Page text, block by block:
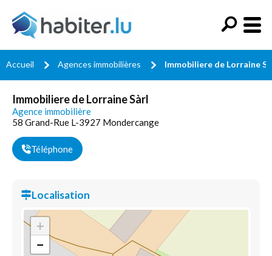
Accueil Agences immobilières Immobiliere de Lorraine
Immobiliere de Lorraine Sàrl
Agence immobilière
58 Grand-Rue L-3927 Mondercange
Téléphone
Localisation
+
−